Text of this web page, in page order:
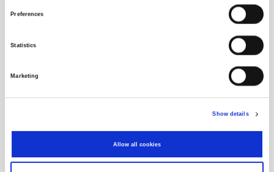
Preferences
Statistics
Marketing
Show details
Allow all cookies
Modalitet kontinuirane trgovine